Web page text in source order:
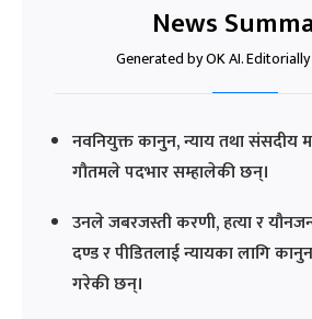
News
Generated by OK AI.
नवनियुक्त कानुन, न्याय तथा संसदीय
गौतमले पदभार सम्हालेकी छन्।
उनले जबरजस्ती करणी, हत्या र
दण्ड र पीडितलाई न्यायका लागि
गरेकी छन्।